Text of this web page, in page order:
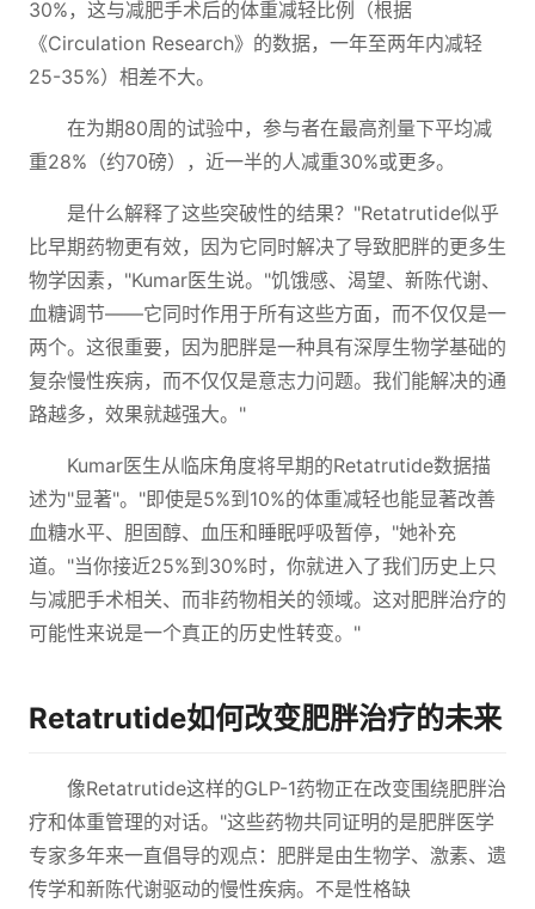
30%，这与减肥手术后的体重减轻比例（根据
《Circulation Research》的数据，一年至两年内减轻
25-35%）相差不大。
在为期80周的试验中，参与者在最高剂量下平均减
重28%（约70磅），近一半的人减重30%或更多。
是什么解释了这些突破性的结果？"Retatrutide似乎
比早期药物更有效，因为它同时解决了导致肥胖的更多生
物学因素，"Kumar医生说。"饥饿感、渴望、新陈代谢、
血糖调节——它同时作用于所有这些方面，而不仅仅是一
两个。这很重要，因为肥胖是一种具有深厚生物学基础的
复杂慢性疾病，而不仅仅是意志力问题。我们能解决的通
路越多，效果就越强大。"
Kumar医生从临床角度将早期的Retatrutide数据描
述为"显著"。"即使是5%到10%的体重减轻也能显著改善
血糖水平、胆固醇、血压和睡眠呼吸暂停，"她补充
道。"当你接近25%到30%时，你就进入了我们历史上只
与减肥手术相关、而非药物相关的领域。这对肥胖治疗的
可能性来说是一个真正的历史性转变。"
Retatrutide如何改变肥胖治疗的未来
像Retatrutide这样的GLP-1药物正在改变围绕肥胖治
疗和体重管理的对话。"这些药物共同证明的是肥胖医学
专家多年来一直倡导的观点：肥胖是由生物学、激素、遗
传学和新陈代谢驱动的慢性疾病。不是性格缺